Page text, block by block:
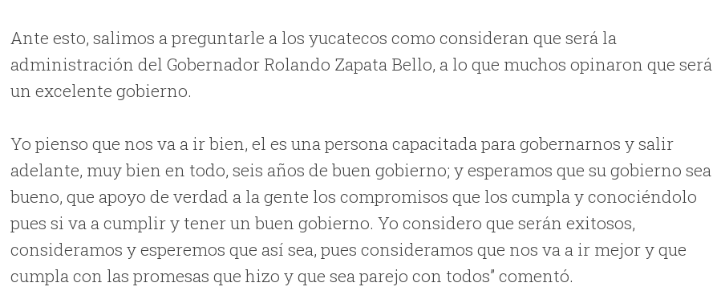
Ante esto, salimos a preguntarle a los yucatecos como consideran que será la
administración del Gobernador Rolando Zapata Bello, a lo que muchos opinaron que será
un excelente gobierno.
Yo pienso que nos va a ir bien, el es una persona capacitada para gobernarnos y salir
adelante, muy bien en todo, seis años de buen gobierno; y esperamos que su gobierno sea
bueno, que apoyo de verdad a la gente los compromisos que los cumpla y conociéndolo
pues si va a cumplir y tener un buen gobierno. Yo considero que serán exitosos,
consideramos y esperemos que así sea, pues consideramos que nos va a ir mejor y que
cumpla con las promesas que hizo y que sea parejo con todos” comentó.